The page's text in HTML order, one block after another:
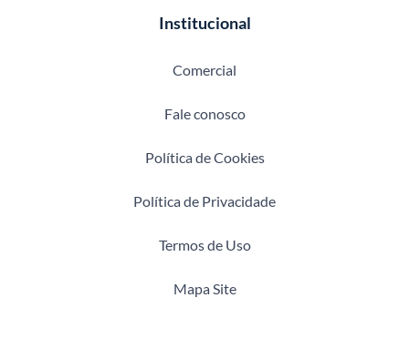
Institucional
Comercial
Fale conosco
Política de Cookies
Política de Privacidade
Termos de Uso
Mapa Site